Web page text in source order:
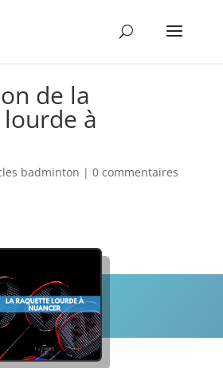
de la
à
badminton | 0 commentaires